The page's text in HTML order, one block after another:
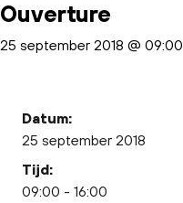
Ouverture
25 september 2018 @ 09:00
Datum:
25 september 2018
Tijd:
09:00 - 16:00